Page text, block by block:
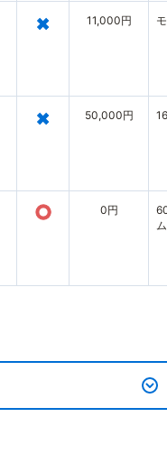
× 11,000円
× 50,000円
○ 0円